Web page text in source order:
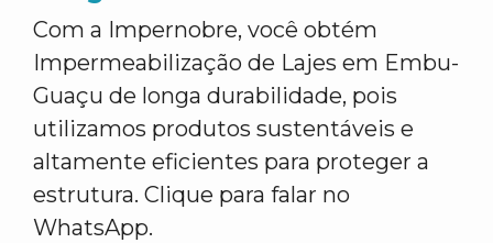
Com a Impernobre, você obtém
Impermeabilização de Lajes em Embu-
Guaçu de longa durabilidade, pois
utilizamos produtos sustentáveis e
altamente eficientes para proteger a
estrutura. Clique para falar no
WhatsApp.